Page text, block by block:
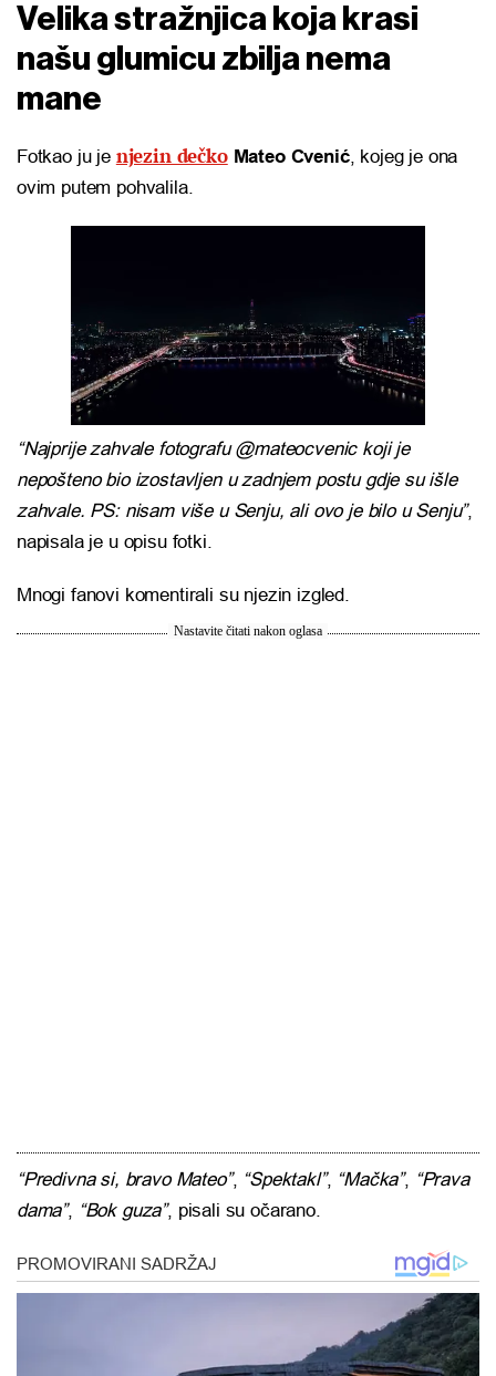
Velika stražnjica koja krasi
našu glumicu zbilja nema
mane
Fotkao ju je njezin dečko Mateo Cvenić, kojeg je ona
ovim putem pohvalila.
“Najprije zahvale fotografu @mateocvenic koji je
nepošteno bio izostavljen u zadnjem postu gdje su išle
zahvale. PS: nisam više u Senju, ali ovo je bilo u Senju”,
napisala je u opisu fotki.
Mnogi fanovi komentirali su njezin izgled.
Nastavite čitati nakon oglasa
“Predivna si, bravo Mateo”, “Spektakl”, “Mačka”, “Prava
dama”, “Bok guza”, pisali su očarano.